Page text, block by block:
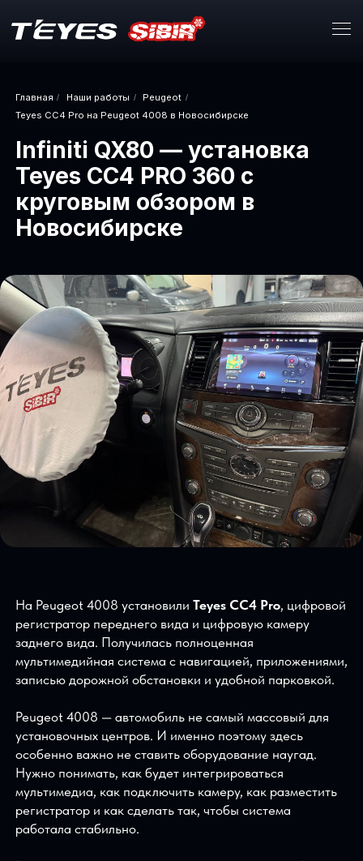
Главная Наши работы Peugeot
Teyes CC4 Pro на Peugeot 4008 в Новосибирске
Infiniti QX80 — установка
Teyes CC4 PRO 360 с
круговым обзором в
Новосибирске
На Peugeot 4008 установилиTeyes CC4 Pro
регистратор переднего вида и цифровую камеру
заднего вида. Получилась полноценная
мультимедийная система с навигацией,
записью дорожной обстановки и удобной парковкой.
Peugeot 4008 — автомобиль не самый массовый для
установочных центров. И именно поэтому здесь
особенно важно не ставить оборудование наугад.
Нужно понимать, как будет интегрироваться